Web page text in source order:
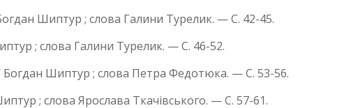
Шиптур ; слова Галини Турелик. — С. 42-45.
; слова Галини Турелик. — С. 46-52.
/ Богдан Шиптур ; слова Петра Федотюка. — С. 53-56.
; слова Ярослава Ткачівського. — С. 57-61.